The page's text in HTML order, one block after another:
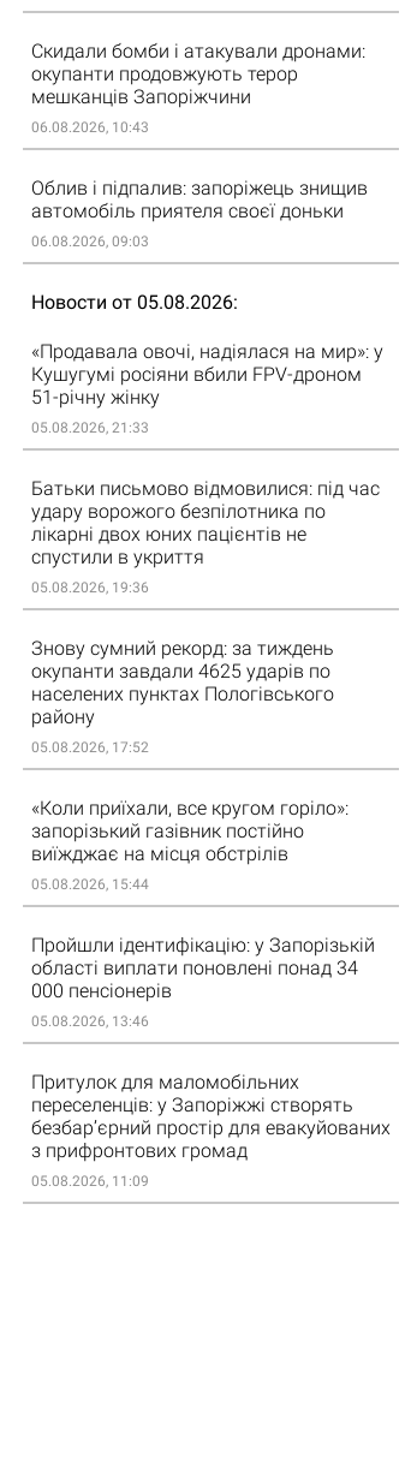
Скидали бомби і атакували дронами:
окупанти продовжують терор
мешканців Запоріжчини
06.08.2026, 10:43
Облив і підпалив: запоріжець знищив
автомобіль приятеля своєї доньки
06.08.2026, 09:03
Новости от 05.08.2026
«Продавала овочі, надіялася на мир»: у
Кушугумі росіяни вбили FPV-дроном
51-річну жінку
05.08.2026, 21:33
Батьки письмово відмовилися: під час
удару ворожого безпілотника по
лікарні двох юних пацієнтів не
спустили в укриття
05.08.2026, 19:36
Знову сумний рекорд: за тиждень
окупанти завдали 4625 ударів по
населених пунктах Пологівського
району
05.08.2026, 17:52
«Коли приїхали, все кругом горіло»:
запорізький газівник постійно
виїжджає на місця обстрілів
05.08.2026, 15:44
Пройшли ідентифікацію: у Запорізькій
області виплати поновлені понад 34
000 пенсіонерів
05.08.2026, 13:46
Притулок для маломобільних
переселенців: у Запоріжжі створять
безбар’єрний простір для евакуйованих
з прифронтових громад
05.08.2026, 11:09